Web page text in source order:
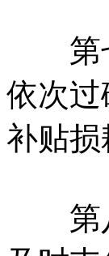
第七
依次
补贴损
第八